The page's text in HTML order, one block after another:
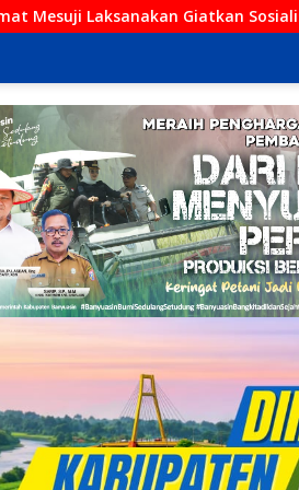
Sosialisasi Pada Warganya